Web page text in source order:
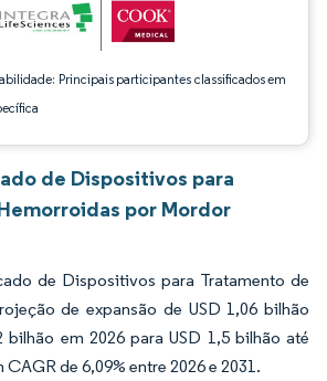
Principais participantes classificados em
de Dispositivos para
por Mordor
de Dispositivos para Tratamento de
de expansão de USD 1,06 bilhão
bilhão em 2026 para USD 1,5 bilhão até
de 6,09% entre 2026 e 2031.